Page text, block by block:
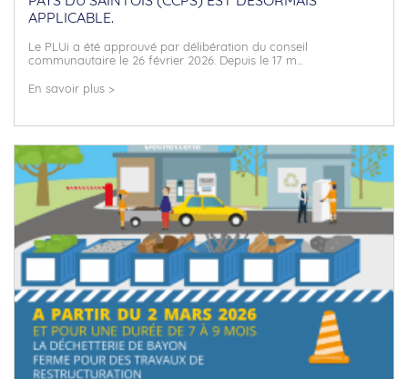
APPLICABLE.
Le PLUi a été approuvé par délibération du conseil
communautaire le 26 février 2026. Depuis le 17 m...
En savoir plus >